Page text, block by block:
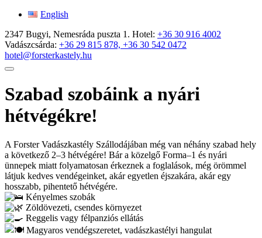
English
2347 Bugyi, Nemesráda puszta 1. Hotel: +36 30 916 4002
Vadászcsárda: +36 29 815 878, +36 30 542 0472
hotel@forsterkastely.hu
Szabad szobáink a nyári
hétvégékre!
A Forster Vadászkastély Szállodájában még van néhány szabad hely
a következő 2–3 hétvégére! Bár a közelgő Forma–1 és nyári
ünnepek miatt folyamatosan érkeznek a foglalások, még örömmel
látjuk kedves vendégeinket, akár egyetlen éjszakára, akár egy
hosszabb, pihentető hétvégére.
Kényelmes szobák
Zöldövezeti, csendes környezet
Reggelis vagy félpanziós ellátás
Magyaros vendégszeretet, vadászkastélyi hangulat